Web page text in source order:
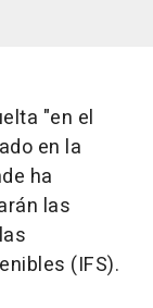
"en el
en la
ha
las
(IFS).